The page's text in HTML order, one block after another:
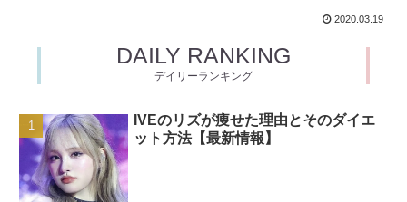
2020.03.19
DAILY RANKING
デイリーランキング
IVEのリズが痩せた理由とそのダイエ
ット方法【最新情報】